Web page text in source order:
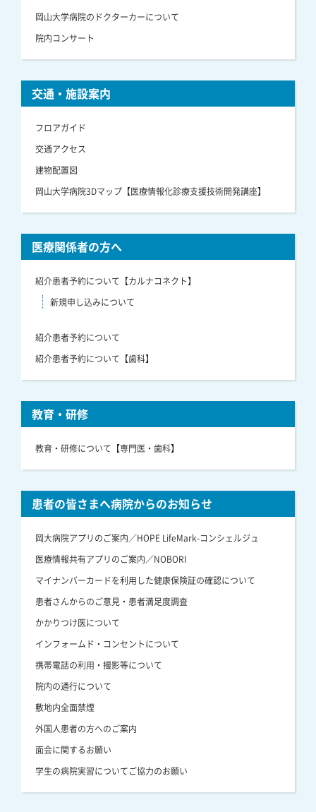
岡山大学病院のドクターカーについて
院内コンサート
交通・施設案内
フロアガイド
交通アクセス
建物配置図
岡山大学病院3Dマップ【医療情報化診療支援技術開発講座】
医療関係者の方へ
紹介患者予約について【カルナコネクト】
新規申し込みについて
紹介患者予約について
紹介患者予約について【歯科】
教育・研修
教育・研修について【専門医・歯科】
患者の皆さまへ病院からのお知らせ
岡大病院アプリのご案内／HOPE LifeMark-コンシェルジュ
医療情報共有アプリのご案内／NOBORI
マイナンバーカードを利用した健康保険証の確認について
患者さんからのご意見・患者満足度調査
かかりつけ医について
インフォームド・コンセントについて
携帯電話の利用・撮影等について
院内の通行について
敷地内全面禁煙
外国人患者の方へのご案内
面会に関するお願い
学生の病院実習についてご協力のお願い